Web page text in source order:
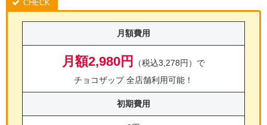
月額費用
月額2,980円
（税込3,278円）で
チョコザップ 全店舗利用可能！
初期費用